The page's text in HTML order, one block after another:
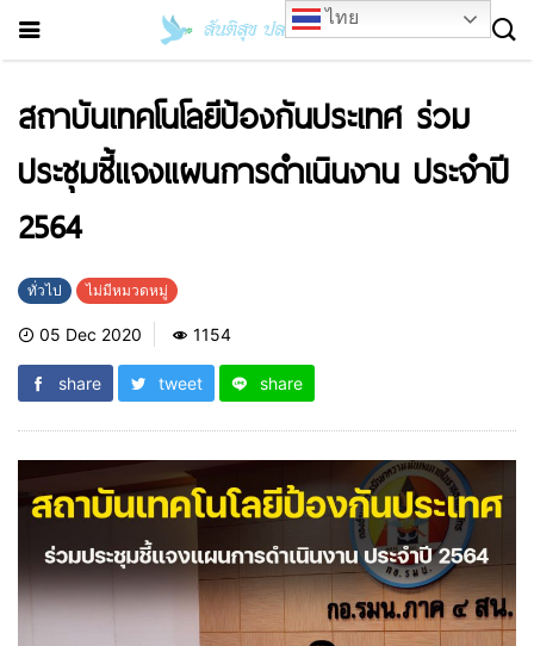
สถาบันเทคโนโลยีป้องกันประเทศ ร่วม
ประชุมชี้แจงแผนการดำเนินงาน ประจำปี
2564
ทั่วไป ไม่มีหมวดหมู่
05 Dec 2020 1154
share tweet share
ไทย